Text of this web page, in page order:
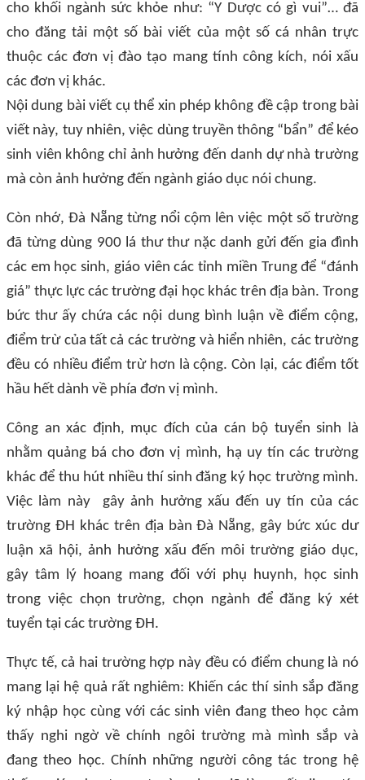
cho khối ngành sức khỏe như: “Y Dược có gì vui”… đã
cho đăng tải một số bài viết của một số cá nhân trực
thuộc các đơn vị đào tạo mang tính công kích, nói xấu
các đơn vị khác.
Nội dung bài viết cụ thể xin phép không đề cập trong bài
viết này, tuy nhiên, việc dùng truyền thông “bẩn” để kéo
sinh viên không chỉ ảnh hưởng đến danh dự nhà trường
mà còn ảnh hưởng đến ngành giáo dục nói chung.
Còn nhớ, Đà Nẵng từng nổi cộm lên việc một số trường
đã từng dùng 900 lá thư thư nặc danh gửi đến gia đình
các em học sinh, giáo viên các tỉnh miền Trung để “đánh
giá” thực lực các trường đại học khác trên địa bàn. Trong
bức thư ấy chứa các nội dung bình luận về điểm cộng,
điểm trừ của tất cả các trường và hiển nhiên, các trường
đều có nhiều điểm trừ hơn là cộng. Còn lại, các điểm tốt
hầu hết dành về phía đơn vị mình.
Công an xác định, mục đích của cán bộ tuyển sinh là
nhằm quảng bá cho đơn vị mình, hạ uy tín các trường
khác để thu hút nhiều thí sinh đăng ký học trường mình.
Việc làm này gây ảnh hưởng xấu đến uy tín của các
trường ĐH khác trên địa bàn Đà Nẵng, gây bức xúc dư
luận xã hội, ảnh hưởng xấu đến môi trường giáo dục,
gây tâm lý hoang mang đối với phụ huynh, học sinh
trong việc chọn trường, chọn ngành để đăng ký xét
tuyển tại các trường ĐH.
Thực tế, cả hai trường hợp này đều có điểm chung là nó
mang lại hệ quả rất nghiêm: Khiến các thí sinh sắp đăng
ký nhập học cùng với các sinh viên đang theo học cảm
thấy nghi ngờ về chính ngôi trường mà mình sắp và
đang theo học. Chính những người công tác trong hệ